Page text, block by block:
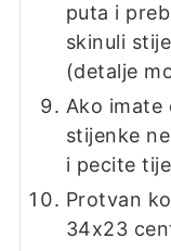
puta i
skinuli
(detalje
Ako imate
stijenke
i pecite
Protvan
34x23